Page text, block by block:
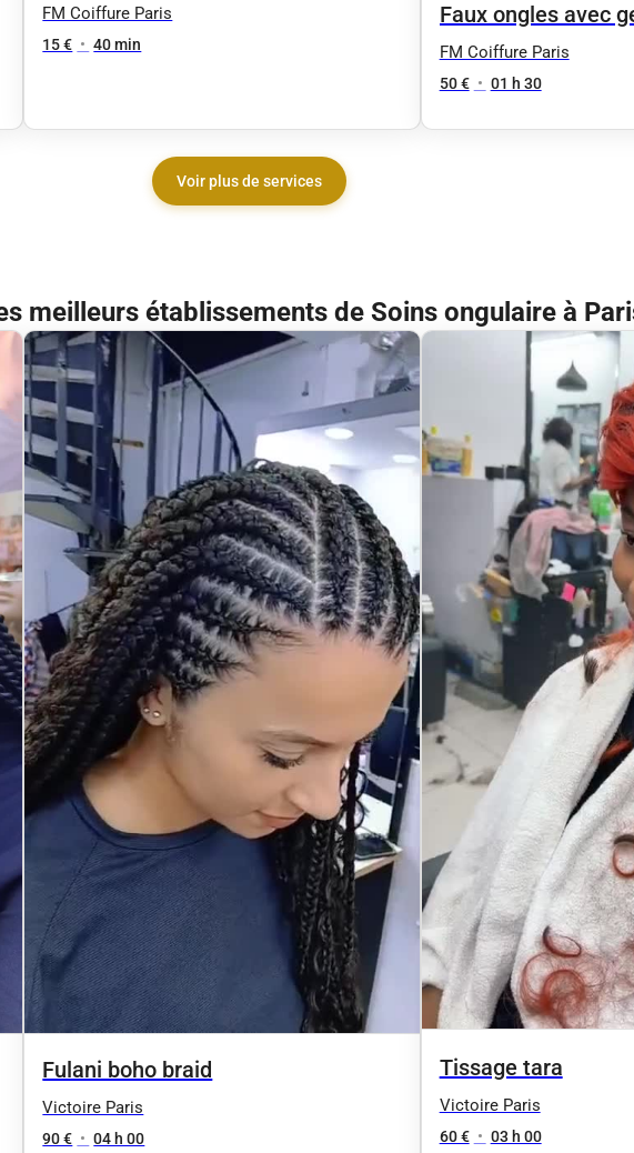
FM Coiffure Paris
15 € • 40 min
Faux ongles avec
vernis)
FM Coiffure Paris
50 € • 01 h 30
Voir plus de services
meilleurs établissements de Soins ongulaire à
Fulani boho braid
Victoire Paris
90 € • 04 h 00
Tissage tara
Victoire Paris
60 € • 03 h 00